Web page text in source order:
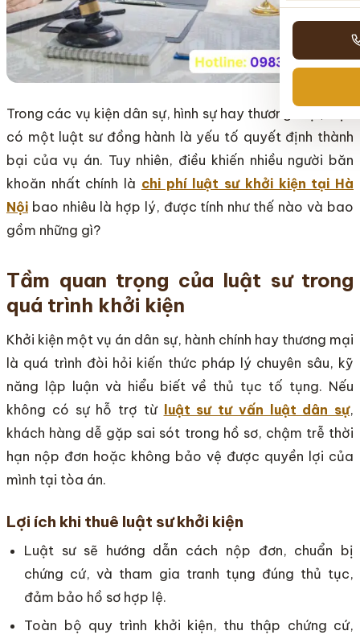
Trong các vụ kiện dân sự, hình sự hay thương mại, việc
có một luật sư đồng hành là yếu tố quyết định thành
bại của vụ án. Tuy nhiên, điều khiến nhiều người băn
khoăn nhất chính là chi phí luật sư khởi kiện tại Hà
Nội bao nhiêu là hợp lý, được tính như thế nào và bao
gồm những gì?
Tầm quan trọng của luật sư trong
quá trình khởi kiện
Khởi kiện một vụ án dân sự, hành chính hay thương mại
là quá trình đòi hỏi kiến thức pháp lý chuyên sâu, kỹ
năng lập luận và hiểu biết về thủ tục tố tụng. Nếu
không có sự hỗ trợ từ luật sư tư vấn luật dân sự,
khách hàng dễ gặp sai sót trong hồ sơ, chậm trễ thời
hạn nộp đơn hoặc không bảo vệ được quyền lợi của
mình tại tòa án.
Lợi ích khi thuê luật sư khởi kiện
Luật sư sẽ hướng dẫn cách nộp đơn, chuẩn bị
chứng cứ, và tham gia tranh tụng đúng thủ tục,
đảm bảo hồ sơ hợp lệ.
Toàn bộ quy trình khởi kiện, thu thập chứng cứ,